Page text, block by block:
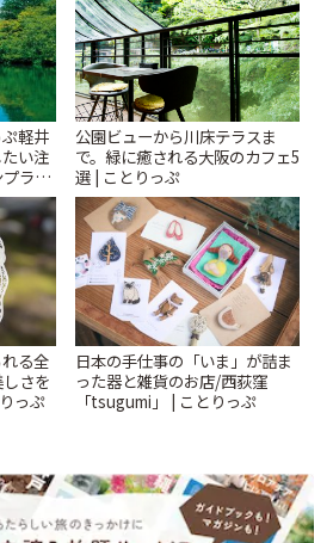
軽井
い注
ラリ
公園ビューから川床テラスま
で。緑に癒される大阪のカフェ5
選 | ことりっぷ
る全
さを
っぷ
日本の手仕事の「いま」が詰ま
った器と雑貨のお店/西荻窪
「tsugumi」 | ことりっぷ